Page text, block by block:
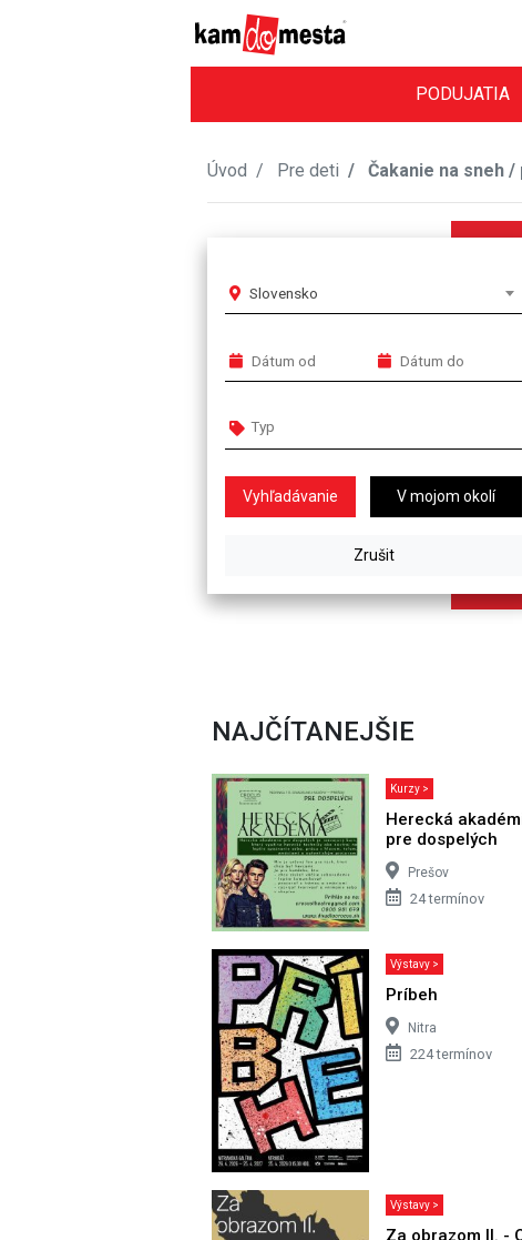
PODUJATIA
Úvod Pre deti Čakanie na sneh
Slovensko
V mojom okolí
NAJČÍTANEJŠIE
Kurzy >
Herecká
pre dospelých
Prešov
24 termínov
Výstavy >
Príbeh
Nitra
224 termínov
Výstavy >
Za obrazom II. -